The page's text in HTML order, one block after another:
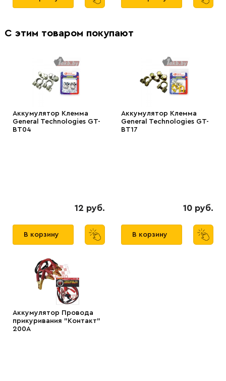
С этим товаром покупают
Аккумулятор Клемма
General Technologies GT-
BT04
12 руб.
В корзину
Аккумулятор Клемма
General Technologies GT-
BT17
10 руб.
В корзину
Аккумулятор Провода
прикуривания "Контакт"
200А